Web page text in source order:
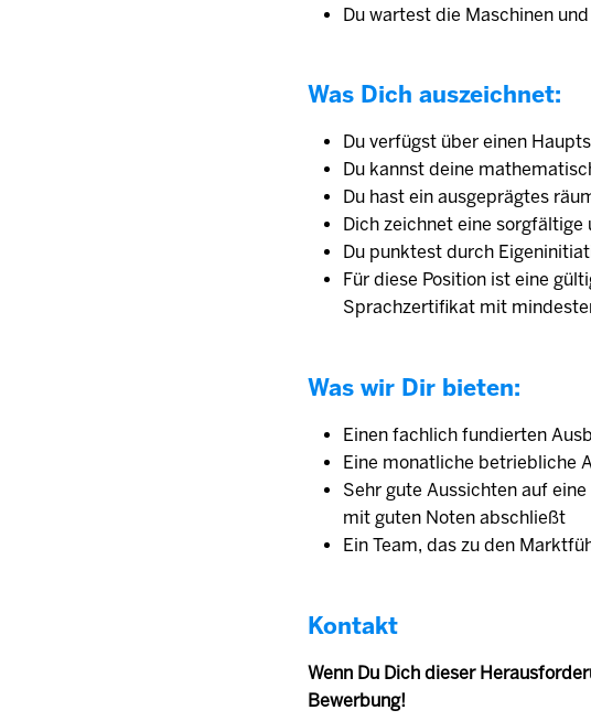
Du wartest die Maschinen
Was Dich auszeichnet:
Du verfügst über einen
Du kannst deine
Du hast ein ausgeprägtes
Dich zeichnet eine
Du punktest durch
Für diese Position ist eine
Sprachzertifikat mit
Was wir Dir bieten:
Einen fachlich fundierten
Eine monatliche betriebliche
Sehr gute Aussichten auf
mit guten Noten abschließt
Ein Team, das zu den
Kontakt
Wenn Du Dich dieser
Bewerbung!